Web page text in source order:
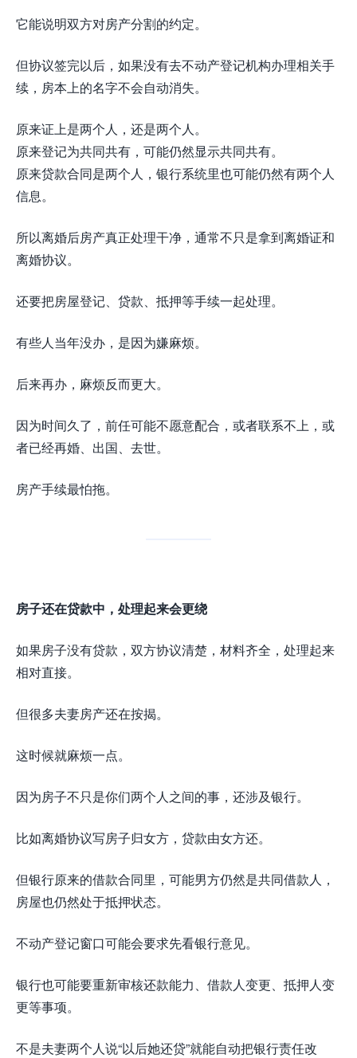
它能说明双方对房产分割的约定。
但协议签完以后，如果没有去不动产登记机构办理相关手
续，房本上的名字不会自动消失。
原来证上是两个人，还是两个人。
原来登记为共同共有，可能仍然显示共同共有。
原来贷款合同是两个人，银行系统里也可能仍然有两个人
信息。
所以离婚后房产真正处理干净，通常不只是拿到离婚证和
离婚协议。
还要把房屋登记、贷款、抵押等手续一起处理。
有些人当年没办，是因为嫌麻烦。
后来再办，麻烦反而更大。
因为时间久了，前任可能不愿意配合，或者联系不上，或
者已经再婚、出国、去世。
房产手续最怕拖。
房子还在贷款中，处理起来会更绕
如果房子没有贷款，双方协议清楚，材料齐全，处理起来
相对直接。
但很多夫妻房产还在按揭。
这时候就麻烦一点。
因为房子不只是你们两个人之间的事，还涉及银行。
比如离婚协议写房子归女方，贷款由女方还。
但银行原来的借款合同里，可能男方仍然是共同借款人，
房屋也仍然处于抵押状态。
不动产登记窗口可能会要求先看银行意见。
银行也可能要重新审核还款能力、借款人变更、抵押人变
更等事项。
不是夫妻两个人说“以后她还贷”就能自动把银行责任改